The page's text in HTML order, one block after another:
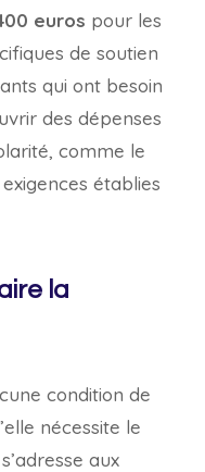
euros pour les
de soutien
qui ont besoin
des dépenses
comme le
établies
la
condition de
nécessite le
aux